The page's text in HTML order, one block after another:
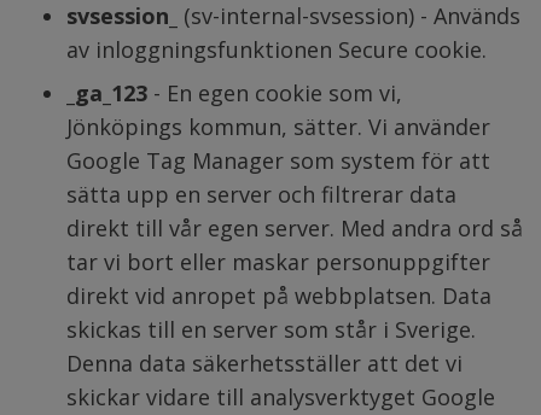
svsession_ (sv-internal-svsession) - Används
av inloggningsfunktionen Secure cookie.
_ga_123 - En egen cookie som vi,
Jönköpings kommun, sätter. Vi använder
Google Tag Manager som system för att
sätta upp en server och filtrerar data
direkt till vår egen server. Med andra ord så
tar vi bort eller maskar personuppgifter
direkt vid anropet på webbplatsen. Data
skickas till en server som står i Sverige.
Denna data säkerhetsställer att det vi
skickar vidare till analysverktyget Google